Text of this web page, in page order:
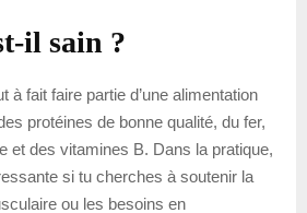
il sain ?
à fait faire partie d’une alimentation
protéines de bonne qualité, du fer,
et des vitamines B. Dans la pratique,
si tu cherches à soutenir la
ou les besoins en